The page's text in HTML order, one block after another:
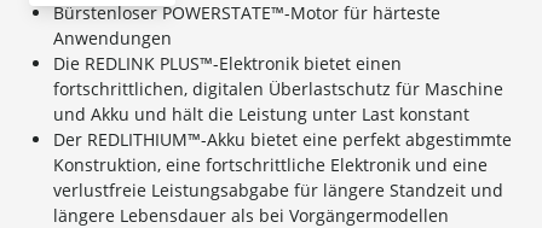
Bürstenloser POWERSTATE™-Motor für härteste
Anwendungen
Die REDLINK PLUS™-Elektronik bietet einen
fortschrittlichen, digitalen Überlastschutz für Maschine
und Akku und hält die Leistung unter Last konstant
Der REDLITHIUM™-Akku bietet eine perfekt abgestimmte
Konstruktion, eine fortschrittliche Elektronik und eine
verlustfreie Leistungsabgabe für längere Standzeit und
längere Lebensdauer als bei Vorgängermodellen